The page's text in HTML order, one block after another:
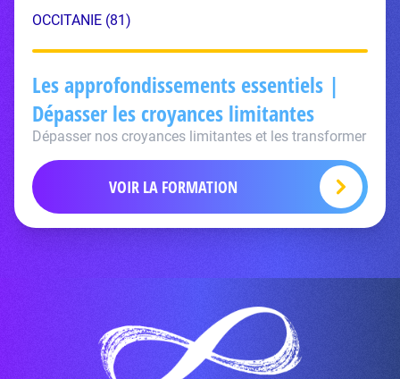
OCCITANIE (81)
Les approfondissements essentiels |
Dépasser les croyances limitantes
Dépasser nos croyances limitantes et les transformer
VOIR LA FORMATION